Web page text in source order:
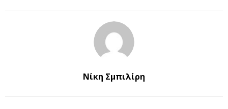
Νίκη Σμπιλίρη